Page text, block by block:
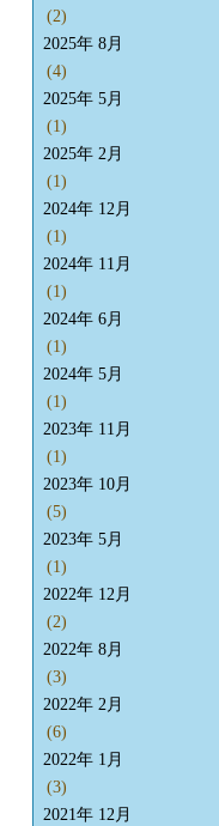
(2)
2025年 8月
(4)
2025年 5月
(1)
2025年 2月
(1)
2024年 12月
(1)
2024年 11月
(1)
2024年 6月
(1)
2024年 5月
(1)
2023年 11月
(1)
2023年 10月
(5)
2023年 5月
(1)
2022年 12月
(2)
2022年 8月
(3)
2022年 2月
(6)
2022年 1月
(3)
2021年 12月